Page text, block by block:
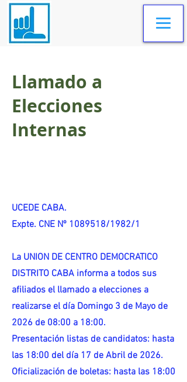
Llamado a
Elecciones
Internas
UCEDE CABA.
Expte. CNE Nº 1089518/1982/1
La UNION DE CENTRO DEMOCRATICO
DISTRITO CABA informa a todos sus
afiliados el llamado a elecciones a
realizarse el día Domingo 3 de Mayo de
2026 de 08:00 a 18:00.
Presentación listas de candidatos: hasta
las 18:00 del día 17 de Abril de 2026.
Oficialización de boletas: hasta las 18:00